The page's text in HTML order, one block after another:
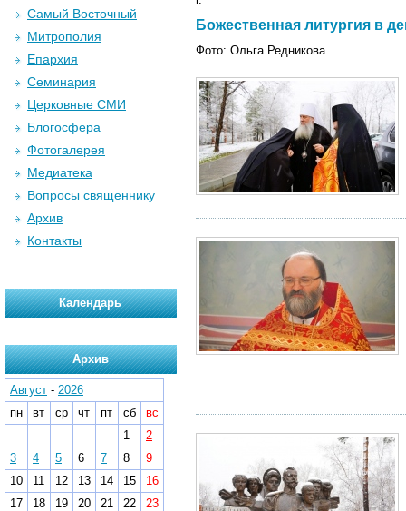
Божественная литургия в
Фото: Ольга Редникова
Самый Восточный
Митрополия
Епархия
Семинария
Церковные СМИ
Блогосфера
Фотогалерея
Медиатека
Вопросы священнику
Архив
Контакты
Календарь
Архив
Август - 2026
пн
вт ср чт пт сб
вс
1
2
3
4 5 6 7 8
9
10
11 12 13 14 15
16
17
18 19 20 21 22
23